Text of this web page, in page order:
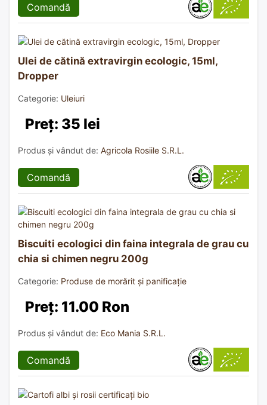
Comandă
Ulei de cătină extravirgin ecologic, 15ml,
Dropper
Categorie: Uleiuri
Preț: 35 lei
Produs și vândut de: Agricola Rosiile S.R.L.
Comandă
Biscuiti ecologici din faina integrala de grau cu
chia si chimen negru 200g
Categorie: Produse de morărit și panificație
Preț: 11.00 Ron
Produs și vândut de: Eco Mania S.R.L.
Comandă